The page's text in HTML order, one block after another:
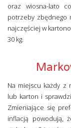
oraz wiosna-lato
potrzeby zbędnego
najczęściej w
30 kg.
Na miejscu każdy z
lub karton i
Zmieniające się
inflacją powodują,